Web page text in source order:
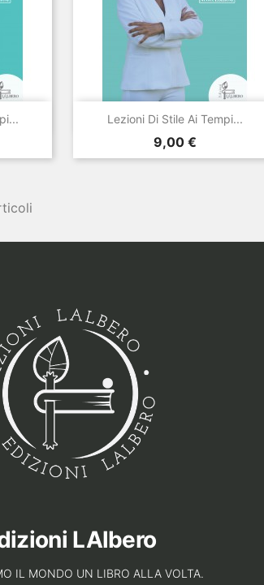
Lezioni Di Stile Ai Tempi...
Prezzo
9,00 €
Anteprima
LAlbero
IL MONDO UN LIBRO ALLA VOLTA.